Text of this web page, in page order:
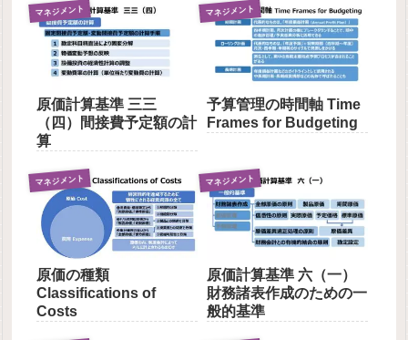
マネジメント
原価計算基準 三三
（四）間接費予定額の計
算
マネジメント
予算管理の時間軸 Time
Frames for Budgeting
マネジメント
原価の種類
Classifications of
Costs
マネジメント
原価計算基準 六（一）
財務諸表作成のための一
般的基準